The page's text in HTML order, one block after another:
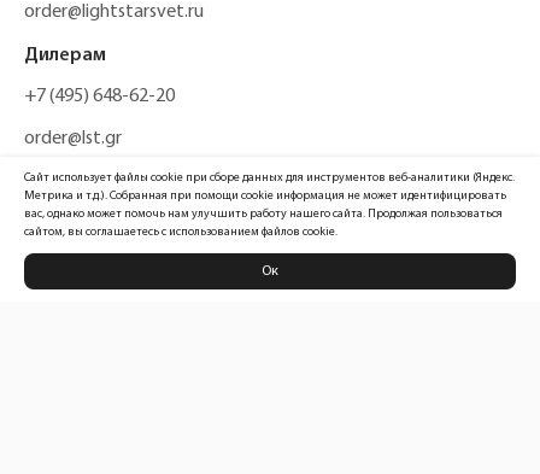
order@lightstarsvet.ru
Дилерам
+7 (495) 648-62-20
order@lst.gr
Политика конфиденциальности
Сайт использует файлы cookie при сборе данных для инструментов веб-аналитики (Яндекс.
Метрика и т.д.). Собранная при помощи cookie информация не может идентифицировать
вас, однако может помочь нам улучшить работу нашего сайта. Продолжая пользоваться
сайтом, вы соглашаетесь с использованием файлов cookie.
Ок